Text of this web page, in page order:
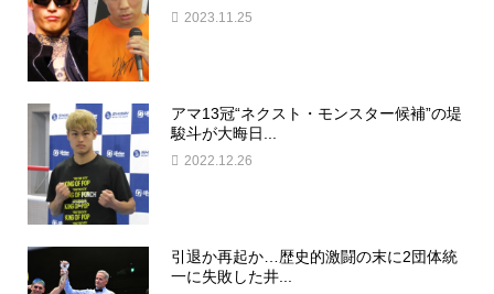
2023.11.25
アマ13冠“ネクスト・モンスター候補”の堤
駿斗が大晦日...
2022.12.26
引退か再起か…歴史的激闘の末に2団体統
一に失敗した井...